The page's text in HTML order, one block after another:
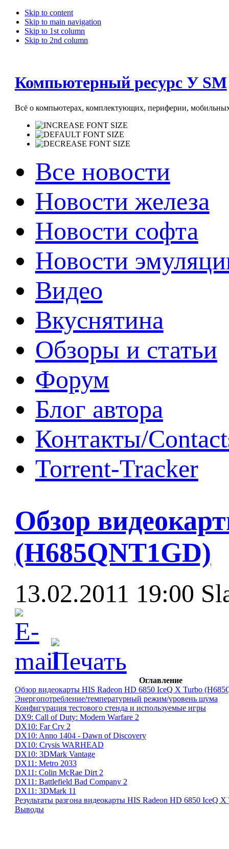
Skip to content
Skip to main navigation
Skip to 1st column
Skip to 2nd column
Компьютерный ресурс У SM
Всё о компьютерах, комплектующих, периферии, мобильных
Все новости
Новости железа
Новости софта
Новости
Видео
Вкуснятина
Обзоры и статьи
Форум
Блог автора
Контакты/
Torrent-Tracker
Обзор
(H685QNT1GD)
13.02.2011 19:00
Оглавление
Обзор видеокарты HIS Radeon HD 6850 IceQ X Turbo
Энергопотребление/температурный режим/уровень шума
Конфигурация тестового стенда и используемые игры
DX9: Call of Duty: Modern Warfare 2
DX10: Far Cry 2
DX10: Anno 1404 - Dawn of Discovery
DX10: Crysis WARHEAD
DX10: 3DMark Vantage
DX11: Metro 2033
DX11: Colin McRae Dirt 2
DX11: Battlefield Bad Company 2
DX11: 3DMark 11
Результаты разгона видеокарты HIS Radeon HD 6850 IceQ
Выводы